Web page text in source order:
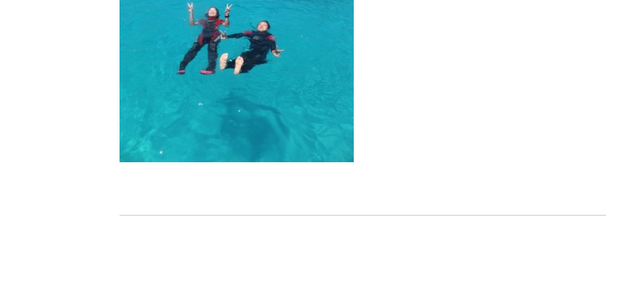
ツアー中に、スノーケリングやスキンダイビングの技術が本ツアーに参加できるレベルに達していないと判断した場合に
験が浅い方については、条件付きでのご案内となる場合があります。その際のご返金には応じかねますので、あらかじめ
きますので、ご不安のある方は事前にご相談ください。
ホエールスイム参加時に使用する器材やスーツのレンタルをご希望の方は、事前にお申し出ください。
ホエールスイムは、通常のスノーケリングやスキンダイビングに伴う危険に加え、予測不能なクジラの行動や、クジラとの
流れのある海上で、船上からエントリーやエキジットを行う際にもトラブルが生じる可能性があります。そして、これらを
ルスイムでは、これら以外にも想定できないトラブルが発生する可能性があります。
参加者はこれらのリスクを理解し、傷害や損害につながった場合、またはその他いかなる理由があっても、当ツアー開催主